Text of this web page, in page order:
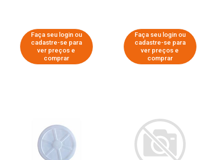
Faça seu login ou
cadastre-se para
ver preços e
comprar
Faça seu login ou
cadastre-se para
ver preços e
comprar